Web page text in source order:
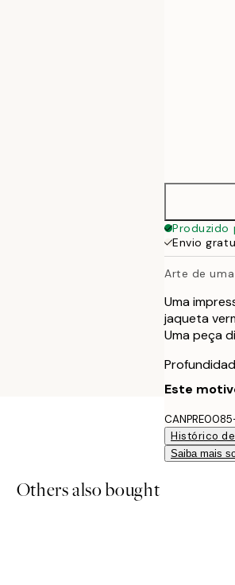
Produzido
Envio
Arte de
Uma
jaqueta
Uma peça
Este
Histórico
Saiba mais
Others also bought